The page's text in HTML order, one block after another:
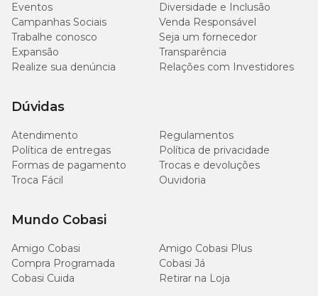
Eventos
Diversidade e Inclusão
Campanhas Sociais
Venda Responsável
Trabalhe conosco
Seja um fornecedor
Expansão
Transparência
Realize sua denúncia
Relações com Investidores
Dúvidas
Atendimento
Regulamentos
Política de entregas
Política de privacidade
Formas de pagamento
Trocas e devoluções
Troca Fácil
Ouvidoria
Mundo Cobasi
Amigo Cobasi
Amigo Cobasi Plus
Compra Programada
Cobasi Já
Cobasi Cuida
Retirar na Loja